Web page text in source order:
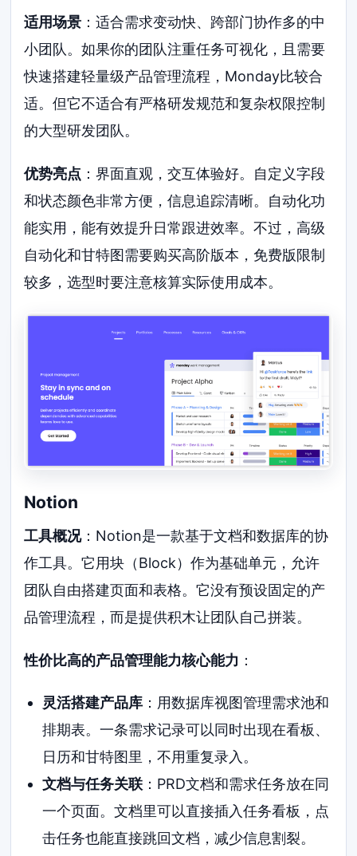
适用场景 ：适合需求变动快、跨部门协作多的中
小团队。如果你的团队注重任务可视化，且需要
快速搭建轻量级产品管理流程，Monday比较合
适。但它不适合有严格研发规范和复杂权限控制
的大型研发团队。
优势亮点 ：界面直观，交互体验好。自定义字段
和状态颜色非常方便，信息追踪清晰。自动化功
能实用，能有效提升日常跟进效率。不过，高级
自动化和甘特图需要购买高阶版本，免费版限制
较多，选型时要注意核算实际使用成本。
Notion
工具概况：Notion是一款基于文档和数据库的协
作工具。它用块（Block）作为基础单元，允许
团队自由搭建页面和表格。它没有预设固定的产
品管理流程，而是提供积木让团队自己拼装。
性价比高的产品管理能力核心能力 ：
灵活搭建产品库：用数据库视图管理需求池和
排期表。一条需求记录可以同时出现在看板、
日历和甘特图里，不用重复录入。
文档与任务关联：PRD文档和需求任务放在同
一个页面。文档里可以直接插入任务看板，点
击任务也能直接跳回文档，减少信息割裂。